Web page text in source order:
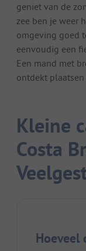
geniet van de
zee ben je weer
omgeving goed
eenvoudig een
Een mand met
ontdekt
Kleine
Costa
Hoeveel